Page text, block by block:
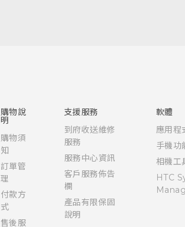
購物說
明
購物須
知
訂單管
理
付款方
式
售後服
支援服務
到府收送維修
服務
服務中心資訊
客戶服務佈告
欄
產品有限保固
說明
軟體
應用程
手機功
相機工
HTC